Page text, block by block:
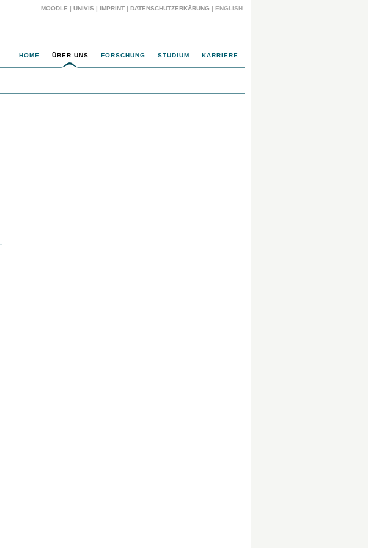
MOODLE | UNIVIS | IMPRINT | DATENSCHUTZERKÄRUNG | ENGLISH
HOME ÜBER UNS FORSCHUNG STUDIUM KARRIERE